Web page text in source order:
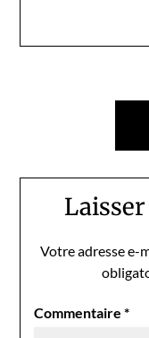
Navigation
Votre adresse e-
Commentaire*